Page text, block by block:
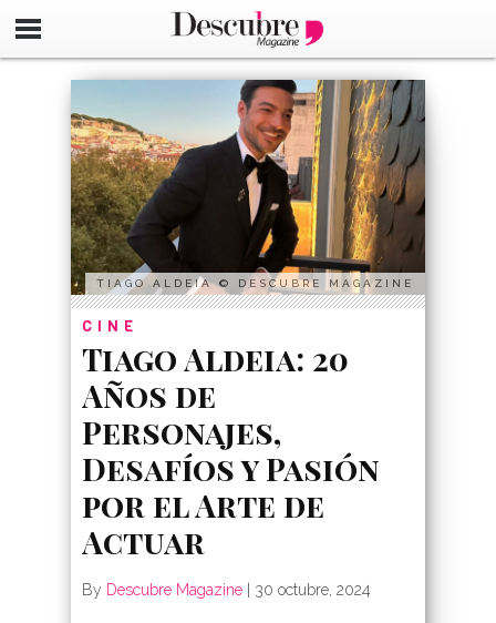
google-site-
TIAGO ALDEIA © DESCUBRE MAGAZINE
CINE
Tiago Aldeia: 20
Años de
Personajes,
Desafíos y Pasión
por el Arte de
Actuar
By Descubre Magazine 30 octubre, 2024